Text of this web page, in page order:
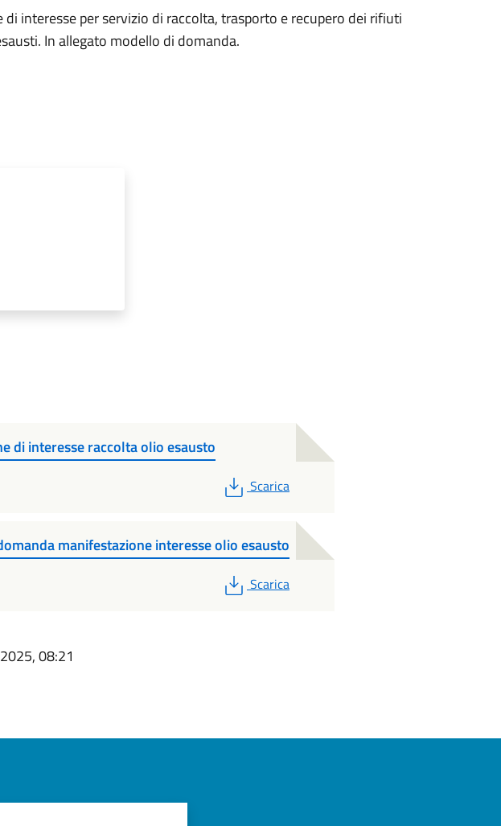
interesse per servizio di raccolta, trasporto e recupero dei rifiuti
In allegato modello di domanda.
di interesse raccolta olio esausto
PDF
Scarica
manifestazione interesse olio esausto
PDF
Scarica
08:21